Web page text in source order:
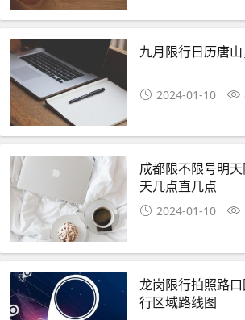
九月限行日历唐
2024-01-10
成都限不限号明
天几点直几点
2024-01-10
龙岗限行拍照路
行区域路线图